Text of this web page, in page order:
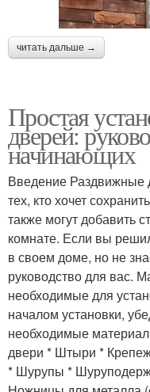
читать дальше →
Простая
дверей:
начинающих
Введение Раздвижные
тех, кто хочет
также могут добавить
комнате. Если вы
в своем доме, но не
руководство для вас.
необходимые для
началом установки,
необходимые
двери * Штыри *
* Шурупы *